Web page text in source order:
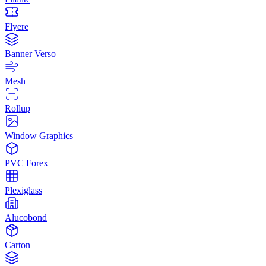
Flyere
Banner Verso
Mesh
Rollup
Window Graphics
PVC Forex
Plexiglass
Alucobond
Carton